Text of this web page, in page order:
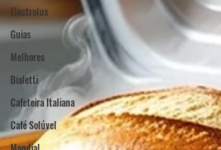
Electrolux
Guias
Melhores
Bialetti
Cafeteira Italiana
Café Solúvel